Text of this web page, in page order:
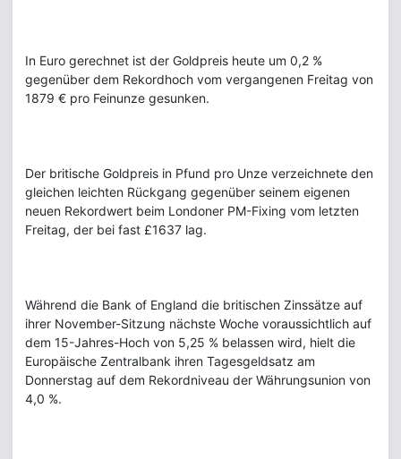
In Euro gerechnet ist der Goldpreis heute um 0,2 %
gegenüber dem Rekordhoch vom vergangenen Freitag von
1879 € pro Feinunze gesunken.
Der britische Goldpreis in Pfund pro Unze verzeichnete den
gleichen leichten Rückgang gegenüber seinem eigenen
neuen Rekordwert beim Londoner PM-Fixing vom letzten
Freitag, der bei fast £1637 lag.
Während die Bank of England die britischen Zinssätze auf
ihrer November-Sitzung nächste Woche voraussichtlich auf
dem 15-Jahres-Hoch von 5,25 % belassen wird, hielt die
Europäische Zentralbank ihren Tagesgeldsatz am
Donnerstag auf dem Rekordniveau der Währungsunion von
4,0 %.